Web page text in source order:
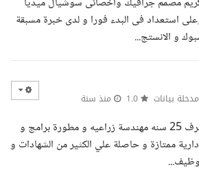
استعداد فى البدء فورا و لدى خبرة مسبقة
و الانستج...
بيانات منذ سنة
السلام عليكم انا رحاب اشرف 25 سنه مهندسة زراعيه و مطورة برامج و
ممتازة و حاصلة علي الكثير من الشهادات و